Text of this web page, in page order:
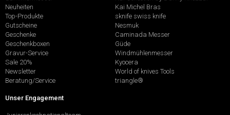
Neuheiten
Top-Produkte
Gutscheine
Geschenke
Geschenkboxen
Gravur-Service
Sale 20%
Newsletter
Beratung/Service
Kai Michel Bras
sknife swiss knife
Nesmuk
Caminada Messer
Güde
Windmühlenmesser
Kyocera
World of knives Tools
triangle®
Unser Engagement